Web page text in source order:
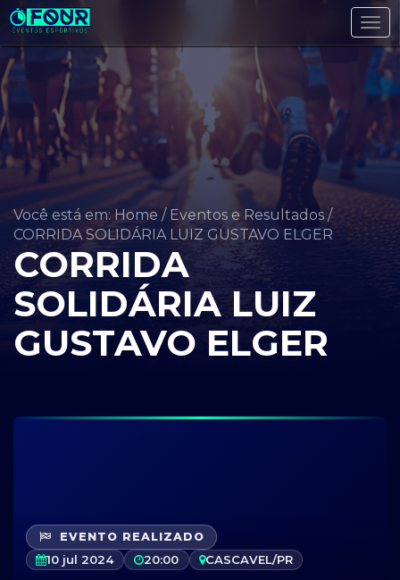
Você está em: Home / Eventos e Resultados /
CORRIDA SOLIDÁRIA LUIZ GUSTAVO ELGER
CORRIDA
SOLIDÁRIA LUIZ
GUSTAVO ELGER
EVENTO REALIZADO
10 jul 2024 20:00 CASCAVEL/PR